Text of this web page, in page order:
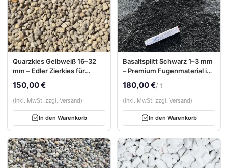
Quarzkies Gelbweiß 16–32
mm – Edler Zierkies für
150,00 €
(inkl. MwSt. zzgl. Versand)
In den Warenkorb
Basaltsplitt Schwarz 1–3 mm
– Premium Fugenmaterial in
180,00 €/ t
(inkl. MwSt. zzgl. Versand)
In den Warenkorb